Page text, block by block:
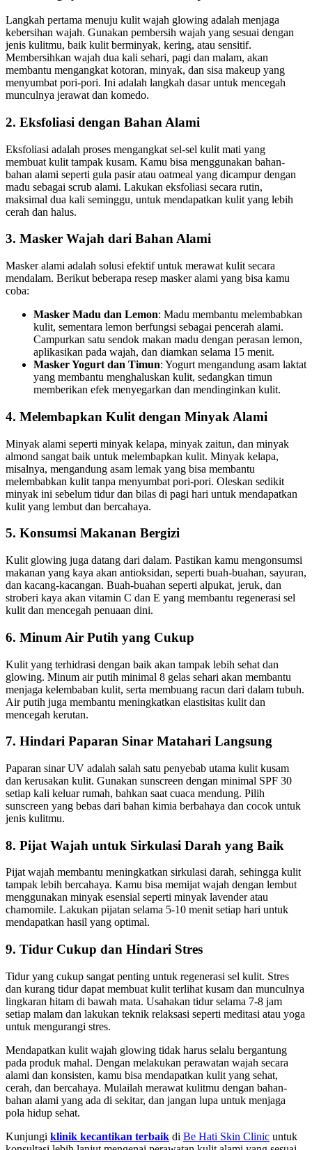
Langkah pertama menuju kulit wajah glowing adalah menjaga
kebersihan wajah. Gunakan pembersih wajah yang sesuai dengan
jenis kulitmu, baik kulit berminyak, kering, atau sensitif.
Membersihkan wajah dua kali sehari, pagi dan malam, akan
membantu mengangkat kotoran, minyak, dan sisa makeup yang
menyumbat pori-pori. Ini adalah langkah dasar untuk mencegah
munculnya jerawat dan komedo.
2. Eksfoliasi dengan Bahan Alami
Eksfoliasi adalah proses mengangkat sel-sel kulit mati yang
membuat kulit tampak kusam. Kamu bisa menggunakan bahan-
bahan alami seperti gula pasir atau oatmeal yang dicampur dengan
madu sebagai scrub alami. Lakukan eksfoliasi secara rutin,
maksimal dua kali seminggu, untuk mendapatkan kulit yang lebih
cerah dan halus.
3. Masker Wajah dari Bahan Alami
Masker alami adalah solusi efektif untuk merawat kulit secara
mendalam. Berikut beberapa resep masker alami yang bisa kamu
coba:
Masker Madu dan Lemon: Madu membantu melembabkan
kulit, sementara lemon berfungsi sebagai pencerah alami.
Campurkan satu sendok makan madu dengan perasan lemon,
aplikasikan pada wajah, dan diamkan selama 15 menit.
Masker Yogurt dan Timun: Yogurt mengandung asam laktat
yang membantu menghaluskan kulit, sedangkan timun
memberikan efek menyegarkan dan mendinginkan kulit.
4. Melembapkan Kulit dengan Minyak Alami
Minyak alami seperti minyak kelapa, minyak zaitun, dan minyak
almond sangat baik untuk melembapkan kulit. Minyak kelapa,
misalnya, mengandung asam lemak yang bisa membantu
melembabkan kulit tanpa menyumbat pori-pori. Oleskan sedikit
minyak ini sebelum tidur dan bilas di pagi hari untuk mendapatkan
kulit yang lembut dan bercahaya.
5. Konsumsi Makanan Bergizi
Kulit glowing juga datang dari dalam. Pastikan kamu mengonsumsi
makanan yang kaya akan antioksidan, seperti buah-buahan, sayuran,
dan kacang-kacangan. Buah-buahan seperti alpukat, jeruk, dan
stroberi kaya akan vitamin C dan E yang membantu regenerasi sel
kulit dan mencegah penuaan dini.
6. Minum Air Putih yang Cukup
Kulit yang terhidrasi dengan baik akan tampak lebih sehat dan
glowing. Minum air putih minimal 8 gelas sehari akan membantu
menjaga kelembaban kulit, serta membuang racun dari dalam tubuh.
Air putih juga membantu meningkatkan elastisitas kulit dan
mencegah kerutan.
7. Hindari Paparan Sinar Matahari Langsung
Paparan sinar UV adalah salah satu penyebab utama kulit kusam
dan kerusakan kulit. Gunakan sunscreen dengan minimal SPF 30
setiap kali keluar rumah, bahkan saat cuaca mendung. Pilih
sunscreen yang bebas dari bahan kimia berbahaya dan cocok untuk
jenis kulitmu.
8. Pijat Wajah untuk Sirkulasi Darah yang Baik
Pijat wajah membantu meningkatkan sirkulasi darah, sehingga kulit
tampak lebih bercahaya. Kamu bisa memijat wajah dengan lembut
menggunakan minyak esensial seperti minyak lavender atau
chamomile. Lakukan pijatan selama 5-10 menit setiap hari untuk
mendapatkan hasil yang optimal.
9. Tidur Cukup dan Hindari Stres
Tidur yang cukup sangat penting untuk regenerasi sel kulit. Stres
dan kurang tidur dapat membuat kulit terlihat kusam dan munculnya
lingkaran hitam di bawah mata. Usahakan tidur selama 7-8 jam
setiap malam dan lakukan teknik relaksasi seperti meditasi atau yoga
untuk mengurangi stres.
Mendapatkan kulit wajah glowing tidak harus selalu bergantung
pada produk mahal. Dengan melakukan perawatan wajah secara
alami dan konsisten, kamu bisa mendapatkan kulit yang sehat,
cerah, dan bercahaya. Mulailah merawat kulitmu dengan bahan-
bahan alami yang ada di sekitar, dan jangan lupa untuk menjaga
pola hidup sehat.
Kunjungi klinik kecantikan terbaik di Be Hati Skin Clinic untuk